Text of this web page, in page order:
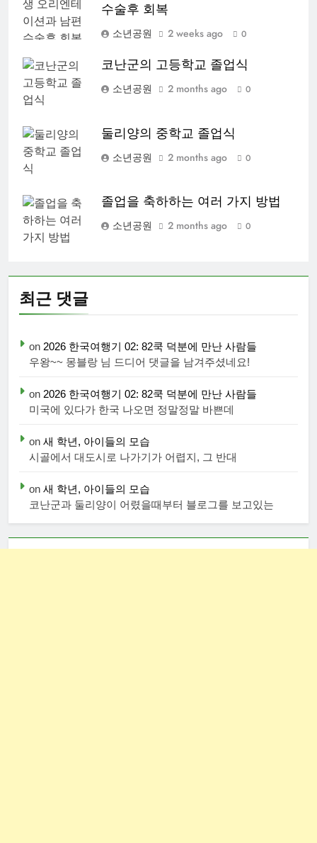
수술후 회복
소년공원
2 weeks ago 0
코난군의 고등학교 졸업식
소년공원
2 months ago 0
둘리양의 중학교 졸업식
소년공원
2 months ago 0
졸업을 축하하는 여러 가지 방법
소년공원
2 months ago 0
최근 댓글
on 2026 한국여행기 02: 82쿡 덕분에 만난 사람들
우왕~~ 몽블랑 님 드디어 댓글을 남겨주셨네요!
on 2026 한국여행기 02: 82쿡 덕분에 만난 사람들
미국에 있다가 한국 나오면 정말정말 바쁜데
on 새 학년, 아이들의 모습
시골에서 대도시로 나가기가 어렵지, 그 반대
on 새 학년, 아이들의 모습
코난군과 둘리양이 어렸을때부터 블로그를 보고있는